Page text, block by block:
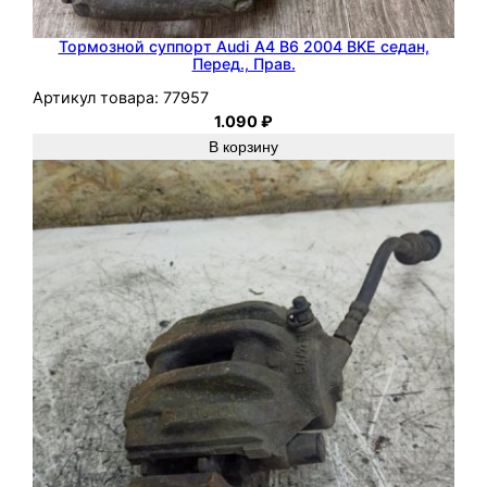
0
O
6
9
4
W
-
1
6
9
,
З
Тормозной суппорт Audi A4 B6 2004 BKE седан,
Перед., Прав.
Артикул товара: 77957
1.090₽
В корзину